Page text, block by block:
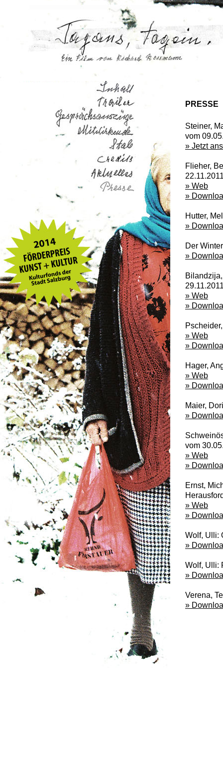
Kontakt
Pressemappe
PRESSE
Steiner,
vom
» Jetzt
Flieher,
» Web
»
Hutter,
»
Der
»
» Web
»
» Web
»
Hager,
» Web
»
Maier,
»
vom
» Web
»
Ernst,
» Web
»
Wolf, Ulli:
»
Wolf, Ulli:
»
Verena,
»